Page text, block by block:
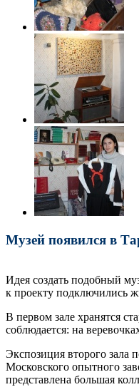
Музей появился в
Идея создать подобный
к проекту подключились
В первом зале хранятся
соблюдается: на
Экспозиция второго зала
Московского опытного
представлена большая